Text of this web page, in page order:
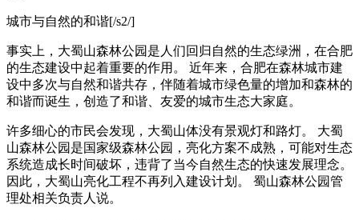
城市与自然的和谐[/s2/]
事实上，大蜀山森林公园是人们回归自然的生态绿洲，在合肥
的生态建设中起着重要的作用。 近年来，合肥在森林城市建
设中多次与自然和谐共存，伴随着城市绿色量的增加和森林的
和谐而诞生，创造了和谐、友爱的城市生态大家庭。
许多细心的市民会发现，大蜀山体没有景观灯和路灯。 大蜀
山森林公园是国家级森林公园，亮化方案不成熟，可能对生态
系统造成长时间破坏，违背了当今自然生态的快速发展理念。
因此，大蜀山亮化工程不再列入建设计划。 蜀山森林公园管
理处相关负责人说。